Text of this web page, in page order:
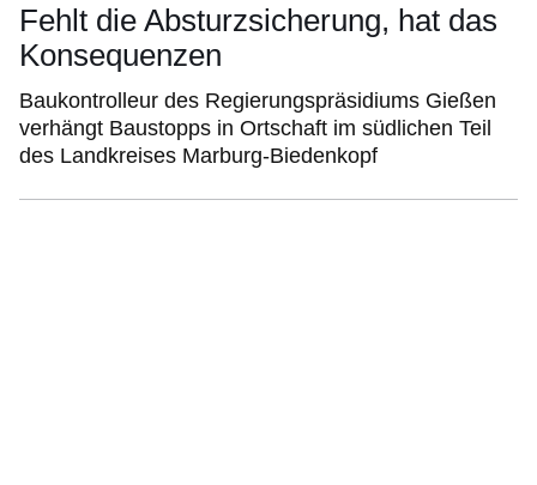
Fehlt die Absturzsicherung, hat das
Konsequenzen
Baukontrolleur des Regierungspräsidiums Gießen
verhängt Baustopps in Ortschaft im südlichen Teil
des Landkreises Marburg-Biedenkopf